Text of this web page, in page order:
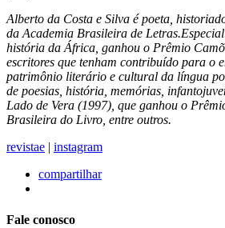
Alberto da Costa e Silva é poeta,
da Academia Brasileira de
história da África, ganhou o Prêmio
escritores que tenham contribuído para o
patrimônio literário e cultural da língua
de poesias, história, memórias,
Lado de Vera (1997), que ganhou o
Brasileira do Livro, entre outros.
revistae | instagram
compartilhar
Fale conosco